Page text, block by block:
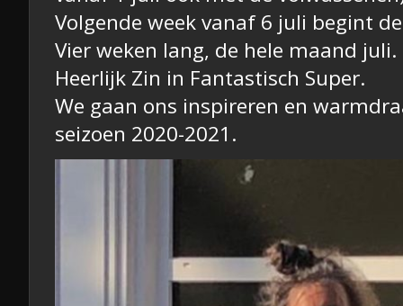
Volgende week vanaf 6 juli begint
Vier weken lang, de hele maand juli.
Heerlijk Zin in Fantastisch Super.
We gaan ons inspireren en
seizoen 2020-2021.